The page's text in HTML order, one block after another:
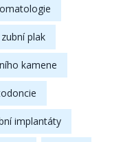
zubní plak
kamene
implantáty